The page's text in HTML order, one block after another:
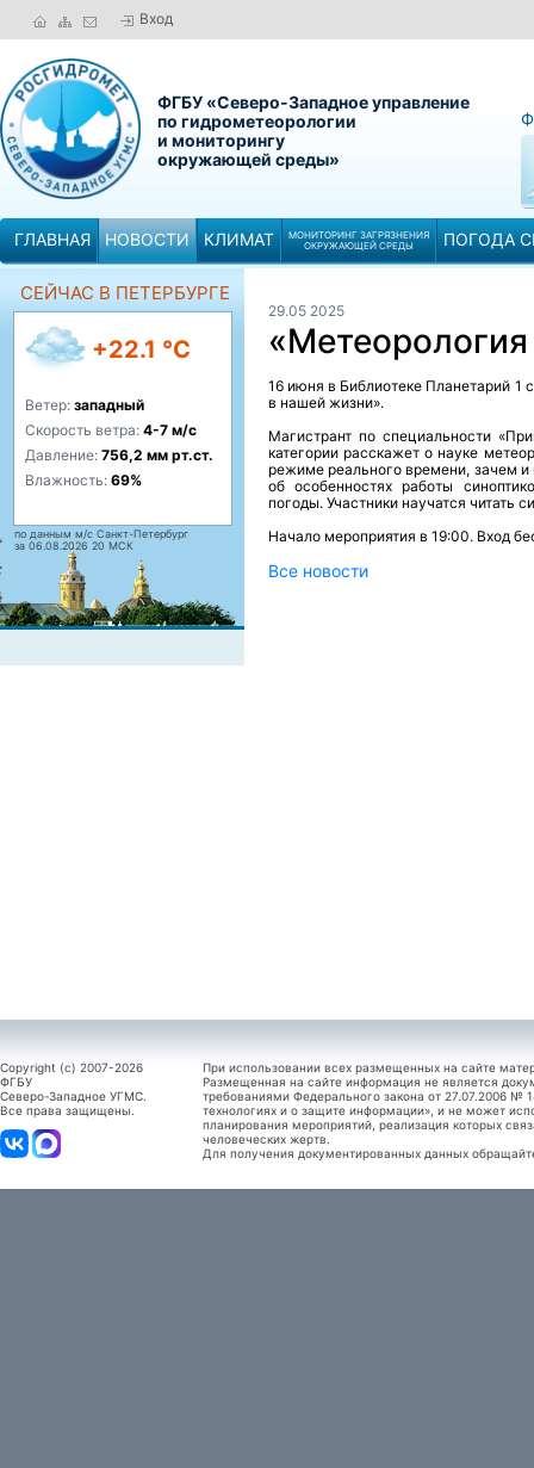
Вход
ФГБУ «Северо-Западное управление
по гидрометеорологии
и мониторингу
окружающей среды»
ГЛАВНАЯ НОВОСТИ КЛИМАТ
МОНИТОРИНГ ЗАГРЯЗНЕНИЯ
ОКРУЖАЮЩЕЙ СРЕДЫ
ПОГОДА
СЕЙЧАС В ПЕТЕРБУРГЕ
+22.1 °C
Ветер: западный
Скорость ветра: 4-7 м/с
Давление: 756,2 мм рт.ст.
Влажность: 69%
по данным м/с Санкт-Петербург
за 06.08.2026 20 МСК
29.05 2025
16 июня в Библиотеке Планетарий 1
в нашей жизни».
Магистрант по специальности
категории расскажет о науке
режиме реального времени, зачем
об особенностях работы
погоды. Участники научатся читать
Начало мероприятия в 19:00. Вход
Все новости
Copyright (c) 2007-2026
ФГБУ
Северо-Западное УГМС.
Все права защищены.
При использовании всех размещенных на сайте
Размещенная на сайте информация не является
требованиями Федерального закона от 27.07.2006
технологиях и о защите информации», и не может
планирования мероприятий, реализация которых
человеческих жертв.
Для получения документированных данных